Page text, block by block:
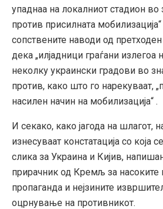
упаднаа на локалниот стадион во
против присилната
сопствените наводи од
дека „илјадници граѓани излегоа
неколку украински градови во
против, како што го нарекуваат,
насилен начин на мобилизација“ .
И секако, како јагода на шлагот,
изнесуваат констатација со која
слика за Украина и Кијив,
прирачник од Кремљ за насоките
пропаганда и нејзините
оцрнување на противникот.